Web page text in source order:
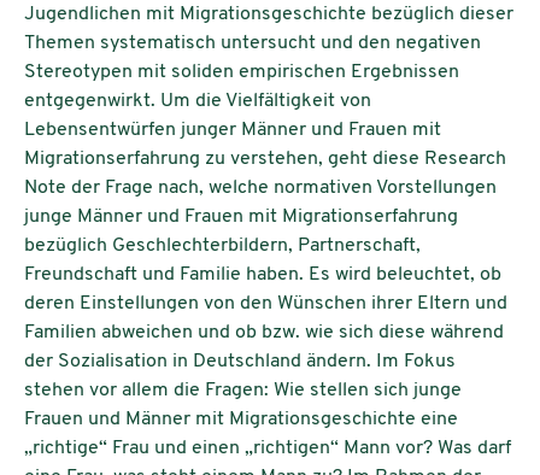
Jugendlichen mit Migrationsgeschichte bezüglich dieser
Themen systematisch untersucht und den negativen
Stereotypen mit soliden empirischen Ergebnissen
entgegenwirkt. Um die Vielfältigkeit von
Lebensentwürfen junger Männer und Frauen mit
Migrationserfahrung zu verstehen, geht diese Research
Note der Frage nach, welche normativen Vorstellungen
junge Männer und Frauen mit Migrationserfahrung
bezüglich Geschlechterbildern, Partnerschaft,
Freundschaft und Familie haben. Es wird beleuchtet, ob
deren Einstellungen von den Wünschen ihrer Eltern und
Familien abweichen und ob bzw. wie sich diese während
der Sozialisation in Deutschland ändern. Im Fokus
stehen vor allem die Fragen: Wie stellen sich junge
Frauen und Männer mit Migrationsgeschichte eine
„richtige“ Frau und einen „richtigen“ Mann vor? Was darf